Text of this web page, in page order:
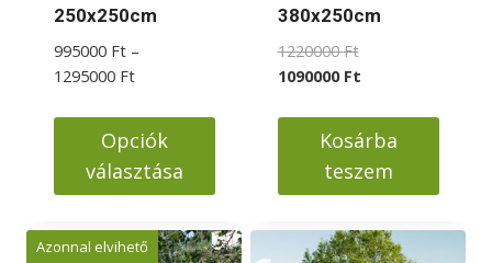
250x250cm
995000 Ft –
1295000 FtÁrtartomány:
-
1295000 Ft
Opciók
választása
a
380x250cm
1220000FtOriginal
price
1220000 Ft.
1090000 FtCurrent
is:
1090000 Ft.
Kosárba
teszem
Azonnal elvihető